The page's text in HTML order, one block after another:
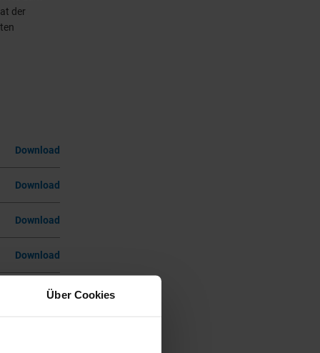
Über Cookies
der
Download
Download
Download
Download
Download